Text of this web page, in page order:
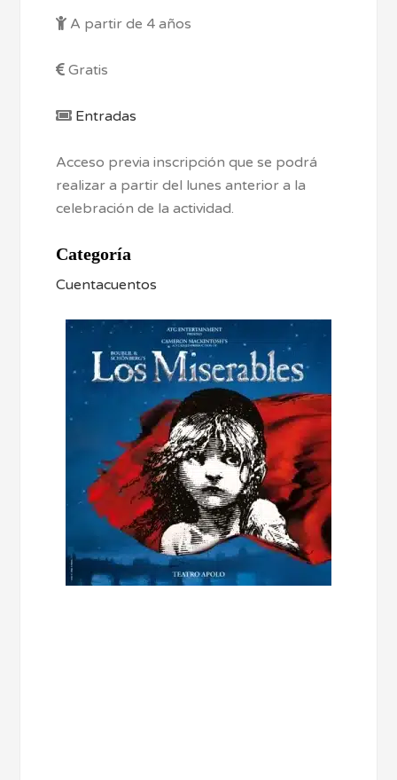
A partir de 4 años
Gratis
Entradas
Acceso previa inscripción que se podrá
realizar a partir del lunes anterior a la
celebración de la actividad.
Categoría
Cuentacuentos